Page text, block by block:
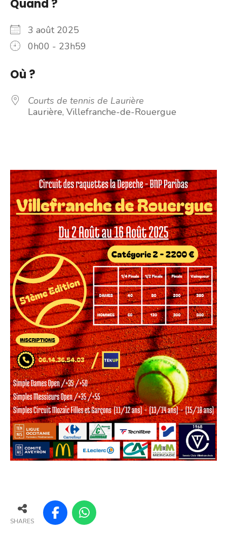
Quand ?
3 août 2025
0h00 - 23h59
Où ?
Courts de tennis de Laurière
Laurière, Villefranche-de-Rouergue
SHARES